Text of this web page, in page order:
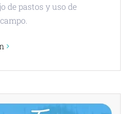
de pastos y uso de